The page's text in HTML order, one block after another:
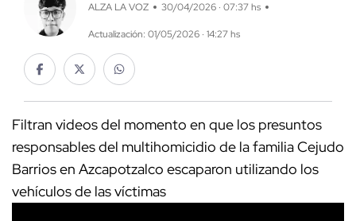
ALZA LA VOZ 30/04/2026 · 07:37 hs
Actualización: 01/05/2026 · 14:27 hs
Filtran videos del momento en que los presuntos
responsables del multihomicidio de la familia Cejudo
Barrios en Azcapotzalco escaparon utilizando los
vehículos de las víctimas